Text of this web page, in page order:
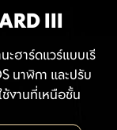
III
ฮาร์ดแวร์แบบเรี
นาฬิกา และปรับ
งานที่เหนือชั้น